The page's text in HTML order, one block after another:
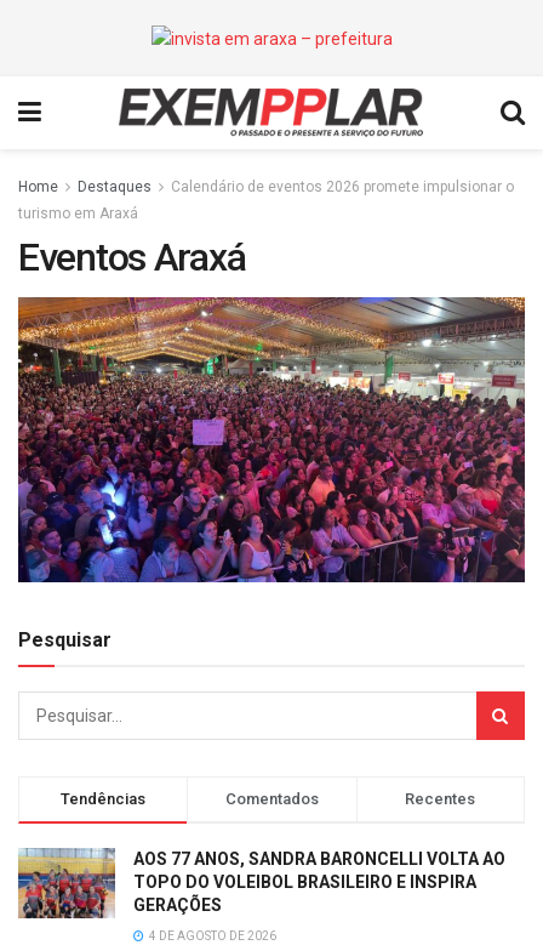
Home Destaques
Calendário de eventos 2026 promete impulsionar o
turismo em Araxá
Eventos Araxá
Pesquisar
Tendências Comentados Recentes
AOS 77 ANOS, SANDRA BARONCELLI VOLTA AO
TOPO DO VOLEIBOL BRASILEIRO E INSPIRA
GERAÇÕES
4 DE AGOSTO DE 2026